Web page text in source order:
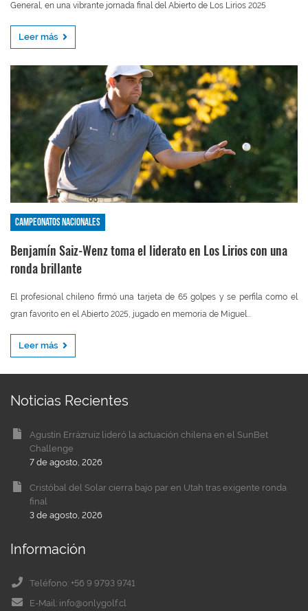
General, en una vibrante jornada final del Abierto de Los Lirios 2025
Leer más
Campeonatos nacionales
Benjamín Saiz-Wenz toma el liderato en Los Lirios con una
ronda brillante
El profesional chileno firmó una tarjeta de 65 golpes y se perfila como el
gran favorito en el Abierto 2025, jugado en memoria de Miguel...
Leer más
Noticias Recientes
Agustín Errázruiz lideró la actuación chilena en el SunBet
Challenge
7 de agosto, 2026
Cristóbal del Solar cierra bajo par en Utah tras exigente ronda
final
3 de agosto, 2026
Información
Teléfono: +56 9 9793 9741
E-Mail: info@onlygolf.cl